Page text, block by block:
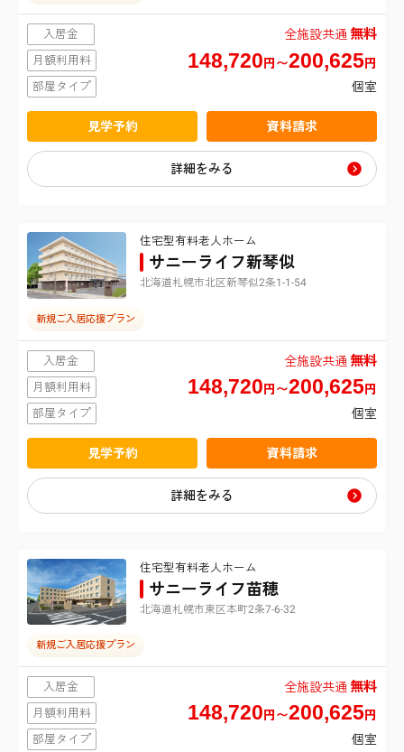
目黒区
大田区
世田谷区
中野区
杉並区
北区
板橋区
練馬区
足立区
立川市
調布市
町田市
小平市
横浜市港北区
横浜市戸塚区
横浜市旭区
横浜市瀬谷区
横浜市泉区
横浜市青葉区
川崎市幸区
川崎市中原区
横須賀市
平塚市
鎌倉市
藤沢市
さいたま市中央区
さいたま市桜区
さいたま市南区
川越市
川口市
春日部市
草加市
戸田市
新座市
桶川市
千葉市花見川区
千葉市稲毛区
千葉市緑区
松戸市
柏市
市原市
流山市
我孫子市
太田市
茨城県
結城市
栃木県
宇都宮市
新潟県
新潟市中央区
沼津市
富士市
名古屋市南区
名古屋市名東区
豊橋市
長久手市
大阪府
大阪市生野区
大阪市住吉区
大阪市鶴見区
大阪市平野区
京都府
京都市伏見区
兵庫県
神戸市西区
宝塚市
福岡県
福岡市南区
詳細条件から絞り込む
類型
介護付有料老人ホーム(介護専用型)
住宅型有料老人ホーム
住宅型有料老人ホーム(介護専用型)
要介護１〜５
６０歳以上
生活保護可
認知症相談可
こだわり・特徴
新規オープン
体験入居可
日中看護師常駐
シリーズ
やわらぎ苑
部屋タイプ
個室
入居金 全施設共通 無料
月額利用料 148,720 円〜200,625円
部屋タイプ 個室
見学予約 資料請求
詳細をみる
住宅型有料老人ホーム
サニーライフ新琴似
北海道札幌市北区新琴似2条1-1-54
新規ご入居応援プラン
入居金 全施設共通 無料
月額利用料 148,720 円〜200,625円
部屋タイプ 個室
見学予約 資料請求
詳細をみる
住宅型有料老人ホーム
サニーライフ苗穂
北海道札幌市東区本町2条7-6-32
新規ご入居応援プラン
入居金 全施設共通 無料
月額利用料 148,720 円〜200,625円
部屋タイプ 個室